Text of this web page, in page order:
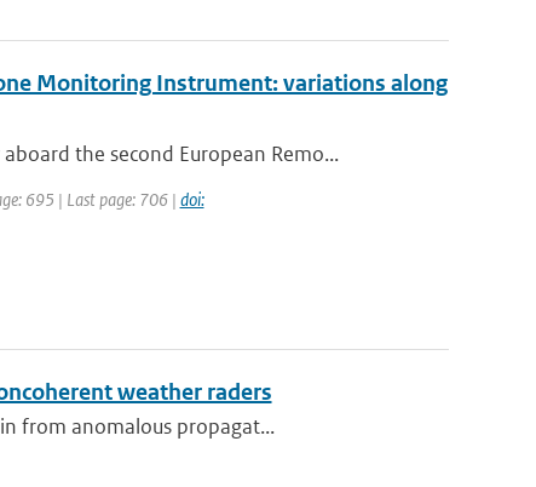
Monitoring Instrument: variations along
the second European Remo...
695 | Last page: 706 | doi:
weather raders
from anomalous propagat...